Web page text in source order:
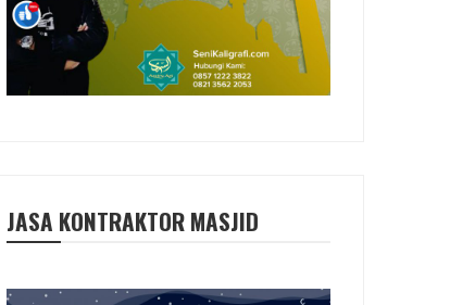
JASA KONTRAKTOR MASJID